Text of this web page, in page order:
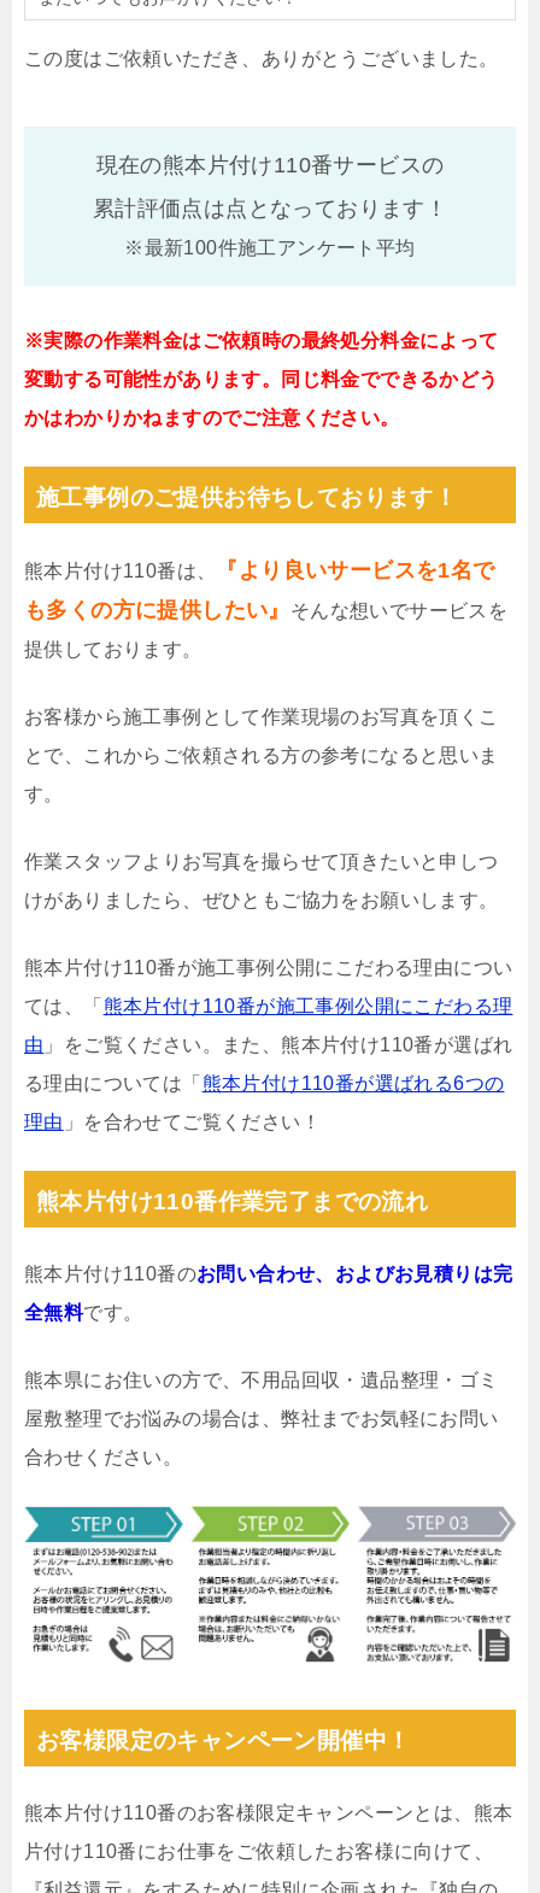
この度はご依頼いただき、ありがとうございました。
現在の熊本片付け110番サービスの
累計評価点は点となっております！
※最新100件施工アンケート平均
※実際の作業料金はご依頼時の最終処分料金によって
変動する可能性があります。同じ料金でできるかどう
かはわかりかねますのでご注意ください。
施工事例のご提供お待ちしております！
熊本片付け110番は、
『より良いサービスを1名で
も多くの方に提供したい』
そんな想いでサービスを
提供しております。
お客様から施工事例として作業現場のお写真を頂くこ
とで、これからご依頼される方の参考になると思いま
す。
作業スタッフよりお写真を撮らせて頂きたいと申しつ
けがありましたら、ぜひともご協力をお願いします。
熊本片付け110番が施工事例公開にこだわる理由につい
ては、「 熊本片付け110番が施工事例公開にこだわる理
由 」をご覧ください。また、熊本片付け110番が選ばれ
る理由については「 熊本片付け110番が選ばれる6つの
理由 」を合わせてご覧ください！
熊本片付け110番作業完了までの流れ
熊本片付け110番のお問い合わせ、およびお見積りは完
全無料です。
熊本県にお住いの方で、不用品回収・遺品整理・ゴミ
屋敷整理でお悩みの場合は、弊社までお気軽にお問い
合わせください。
お客様限定のキャンペーン開催中！
熊本片付け110番のお客様限定キャンペーンとは、熊本
片付け110番にお仕事をご依頼したお客様に向けて、